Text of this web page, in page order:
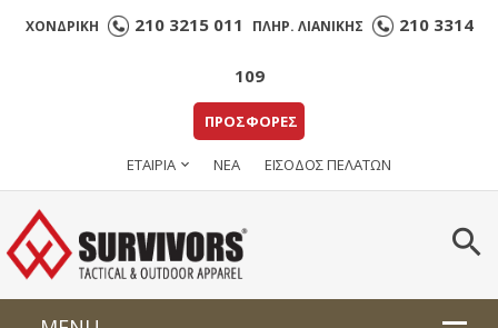
ΧΟΝΔΡΙΚΗ 210 3215 011 ΠΛΗΡ. ΛΙΑΝΙΚΗΣ 210 3314
109
ΠΡΟΣΦΟΡΕΣ
ΕΤΑΙΡΙΑ ΝΕΑ ΕΙΣΟΔΟΣ ΠΕΛΑΤΩΝ